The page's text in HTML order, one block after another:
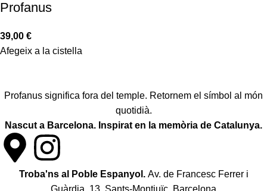
Profanus
39,00 €
Afegeix a la cistella
Profanus significa fora del temple. Retornem el símbol al món
quotidià.
Nascut a Barcelona. Inspirat en la memòria de Catalunya.
Troba'ns al Poble Espanyol. Av. de Francesc Ferrer i
Guàrdia, 13, Sants-Montjuïc. Barcelona